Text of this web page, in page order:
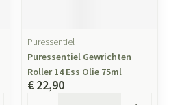
Puressentiel
Puressentiel Gewrichten
Roller 14 Ess Olie 75ml
€ 22,90